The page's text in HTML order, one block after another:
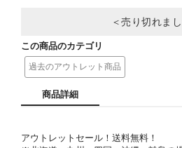
＜売り切れま
この商品のカテゴリ
過去のアウトレット商品
商品詳細
アウトレットセール！送料無料！